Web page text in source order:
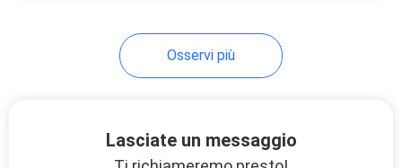
Osservi più
Lasciate un messaggio